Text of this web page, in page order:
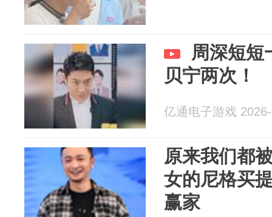
周深短短
贝宁两次！
亿通电子游戏
原来我们都
女的尼格买
赢家